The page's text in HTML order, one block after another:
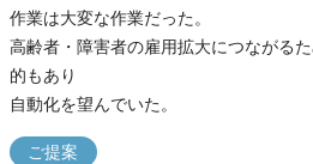
作業は大変な作業だった。
高齢者・障害者の雇用拡大につながる
的もあり
自動化を望んでいた。
ご提案